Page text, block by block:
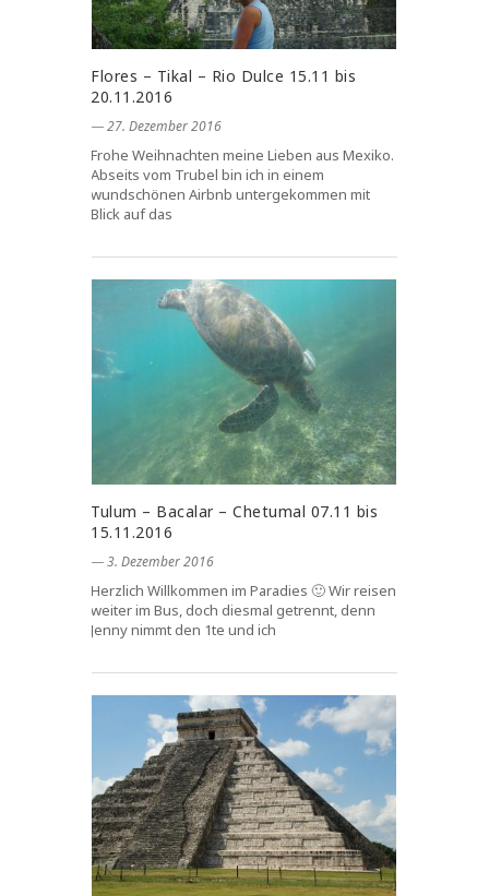
Flores – Tikal – Rio Dulce 15.11 bis
20.11.2016
― 27. Dezember 2016
Frohe Weihnachten meine Lieben aus Mexiko.
Abseits vom Trubel bin ich in einem
wundschönen Airbnb untergekommen mit
Blick auf das
Tulum – Bacalar – Chetumal 07.11 bis
15.11.2016
― 3. Dezember 2016
Herzlich Willkommen im Paradies 🙂 Wir reisen
weiter im Bus, doch diesmal getrennt, denn
Jenny nimmt den 1te und ich